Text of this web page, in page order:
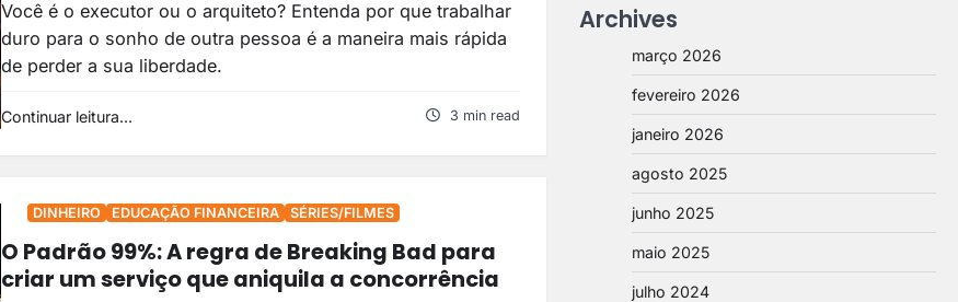
Você é o executor ou o arquiteto? Entenda por que trabalhar
duro para o sonho de outra pessoa é a maneira mais rápida
de perder a sua liberdade.
Continuar leitura... 3 min read
DINHEIRO EDUCAÇÃO FINANCEIRA SÉRIES/FILMES
O Padrão 99%: A regra de Breaking Bad para
criar um serviço que aniquila a concorrência
Archives
março 2026
fevereiro 2026
janeiro 2026
agosto 2025
junho 2025
maio 2025
julho 2024